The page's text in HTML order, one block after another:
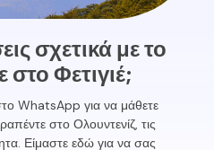
σχετικά με το
Φετιγιέ;
WhatsApp για να μάθετε
στο Ολουντενίζ, τις
Είμαστε εδώ για να σας